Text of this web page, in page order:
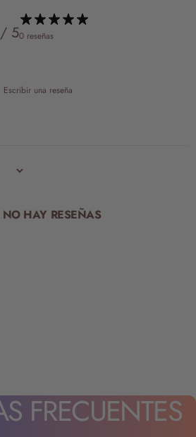
/ 50 reseñas
Escribir una reseña
HAY RESEÑAS
FRECUENTES